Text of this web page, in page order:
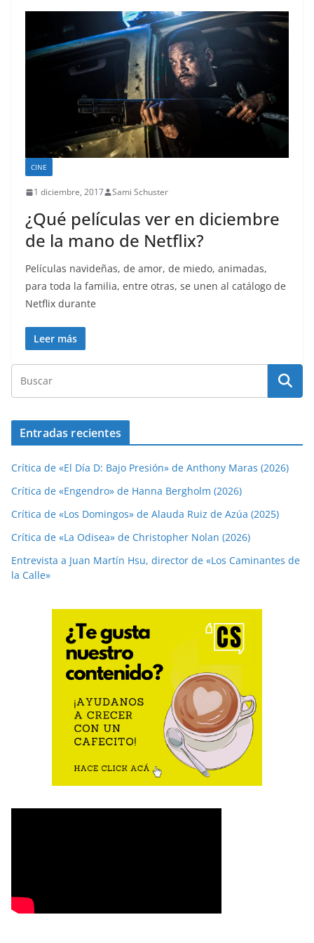
CINE
1 diciembre, 2017 Sami Schuster
¿Qué películas ver en diciembre
de la mano de Netflix?
Películas navideñas, de amor, de miedo, animadas,
para toda la familia, entre otras, se unen al catálogo de
Netflix durante
Leer más
Entradas recientes
Crítica de «El Día D: Bajo Presión» de Anthony Maras (2026)
Crítica de «Engendro» de Hanna Bergholm (2026)
Crítica de «Los Domingos» de Alauda Ruiz de Azúa (2025)
Crítica de «La Odisea» de Christopher Nolan (2026)
Entrevista a Juan Martín Hsu, director de «Los Caminantes de
la Calle»